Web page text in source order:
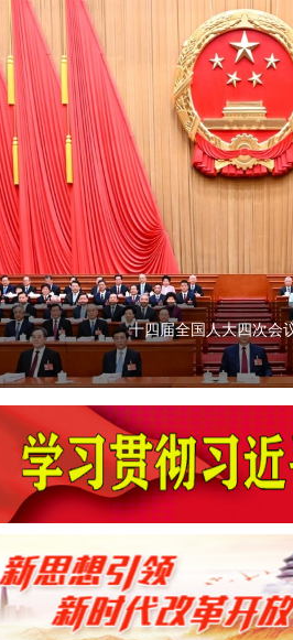
十四届全国人大四次会